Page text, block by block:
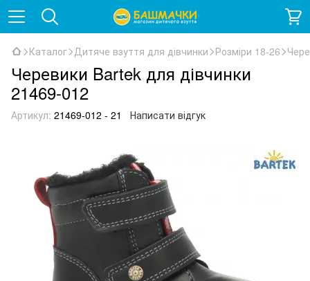
Каталог Дитяче взуття для дівчинки Розміри 18-26
Черевики Bartek для дівчинки
21469-012
Артикул: 21469-012 - 21 Написати відгук